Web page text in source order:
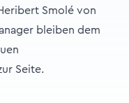
Smolé von
bleiben dem
Seite.